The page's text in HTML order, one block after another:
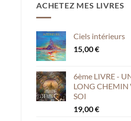
ACHETEZ MES LIVRES
Ciels intérieurs
15,00€
6ème LIVRE -
LONG CHEMIN
SOI
19,00€